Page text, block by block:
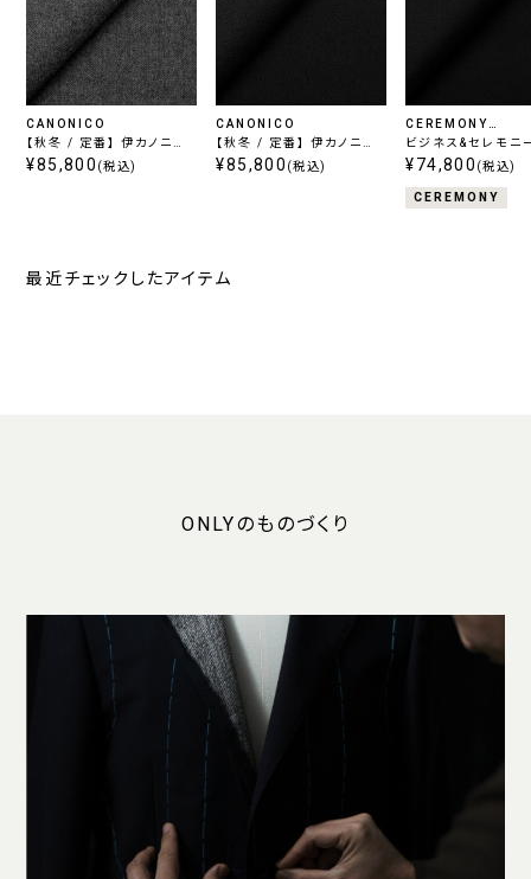
CANONICO
【秋冬 / 定番】 伊カノニコ
フランネル / グレー
¥85,800 (税込)
CANONICO
【秋冬 / 定番】 伊カノニコ
フランネル / ブラック
¥85,800 (税込)
CEREMONY
COLLECTION
ビジネス&セレモニ
ーパー110's ブラ
¥74,800 (税込)
CEREMONY
最近チェックしたアイテム
ONLYのものづくり